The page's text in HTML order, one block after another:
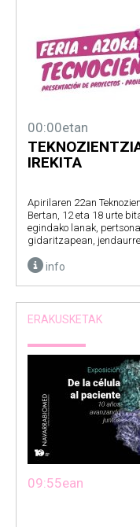
00:00etan
IREKITA
Apirilaren 22an
Bertan, 12 eta 18 urte
egindako lanak,
gidaritzapean,
info
ERAKUSKETAK
09:55ean